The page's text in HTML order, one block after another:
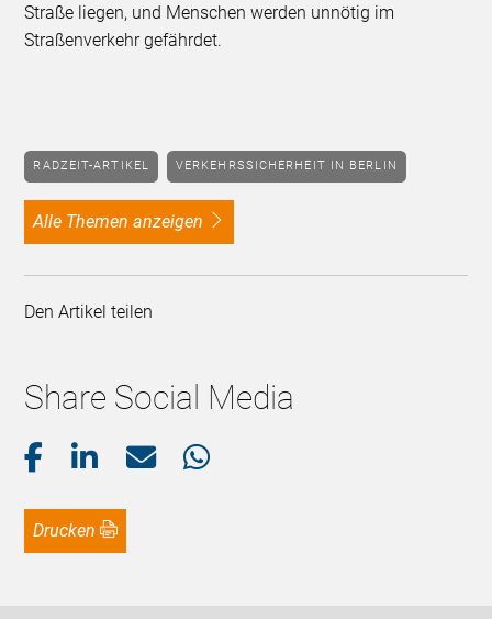
Straße liegen, und Menschen werden unnötig im
Straßenverkehr gefährdet.
RADZEIT-ARTIKEL VERKEHRSSICHERHEIT IN BERLIN
alle Themen anzeigen
Den Artikel teilen
Share Social Media
Drucken